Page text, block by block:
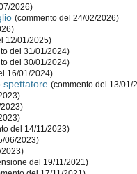
2026)
(commento del 24/02/2026)
12/01/2025)
del 31/01/2024)
del 30/01/2024)
16/01/2024)
spettatore (commento del 13/01/
del 14/11/2023)
06/2023)
2023)
del 19/11/2021)